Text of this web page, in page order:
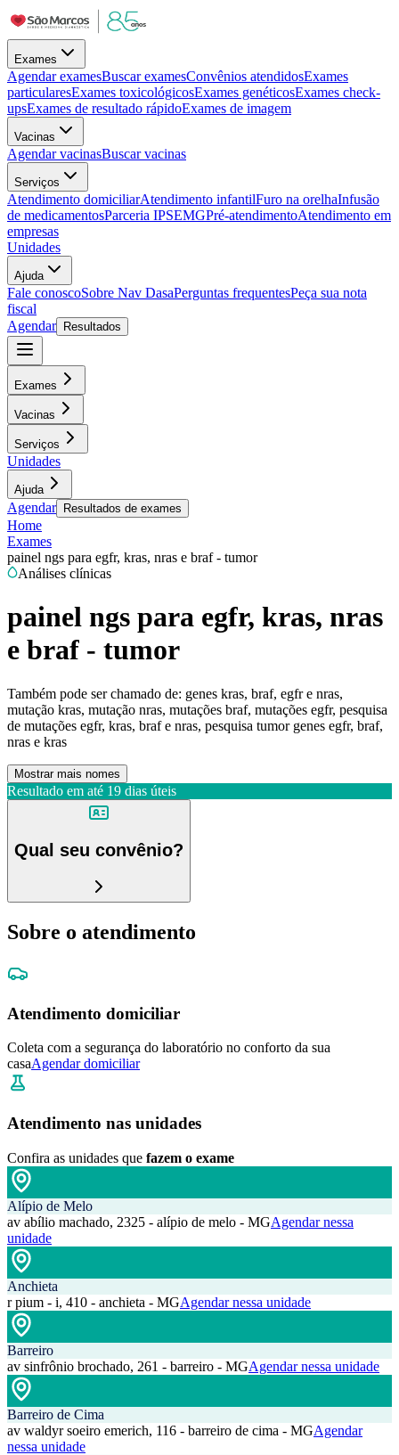
Exames
Agendar examesBuscar examesConvênios atendidosExames
particularesExames toxicológicosExames genéticosExames check-
upsExames de resultado rápidoExames de imagem
Vacinas
Agendar vacinasBuscar vacinas
Serviços
Atendimento domiciliarAtendimento infantilFuro na orelhaInfusão
de medicamentosParceria IPSEMGPré-atendimentoAtendimento em
empresas
Unidades
Ajuda
Fale conoscoSobre Nav DasaPerguntas frequentesPeça sua nota
fiscal
Agendar
Resultados
Exames
Vacinas
Serviços
Unidades
Ajuda
Agendar Resultados de exames
Home
Exames
painel ngs para egfr, kras, nras e braf - tumor
Análises clínicas
painel ngs para egfr, kras, nras
e braf - tumor
Também pode ser chamado de: genes kras, braf, egfr e nras,
mutação kras, mutação nras, mutações braf, mutações egfr, pesquisa
de mutações egfr, kras, braf e nras, pesquisa tumor genes egfr, braf,
nras e kras
Mostrar mais nomes
Resultado em até 19 dias úteis
Qual seu convênio?
Sobre o atendimento
Atendimento domiciliar
Coleta com a segurança do laboratório no conforto da sua
casaAgendar domiciliar
Atendimento nas unidades
Confira as unidades que fazem o exame
Alípio de Melo
av abílio machado, 2325 - alípio de melo - MGAgendar nessa
unidade
Anchieta
r pium - i, 410 - anchieta - MGAgendar nessa unidade
Barreiro
av sinfrônio brochado, 261 - barreiro - MGAgendar nessa unidade
Barreiro de Cima
av waldyr soeiro emerich, 116 - barreiro de cima - MGAgendar
nessa unidade